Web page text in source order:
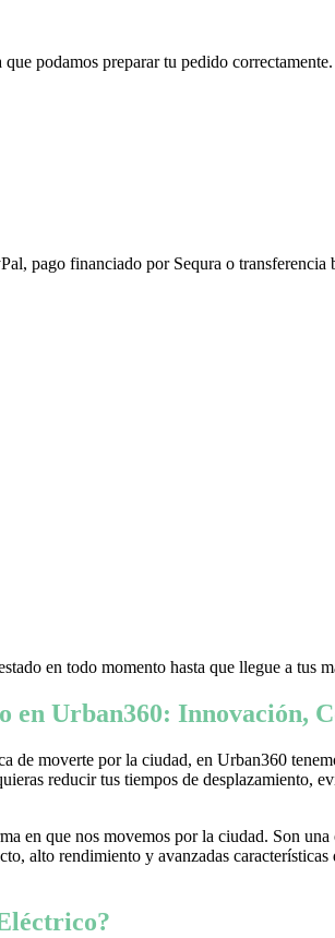
podamos preparar tu pedido
pago financiado por Sequra o transferencia
en todo momento hasta que llegue a tus
en Urban360: Innovación,
de moverte por la ciudad, en Urban360
reducir tus tiempos de
en que nos movemos por la ciudad. Son
alto rendimiento y avanzadas